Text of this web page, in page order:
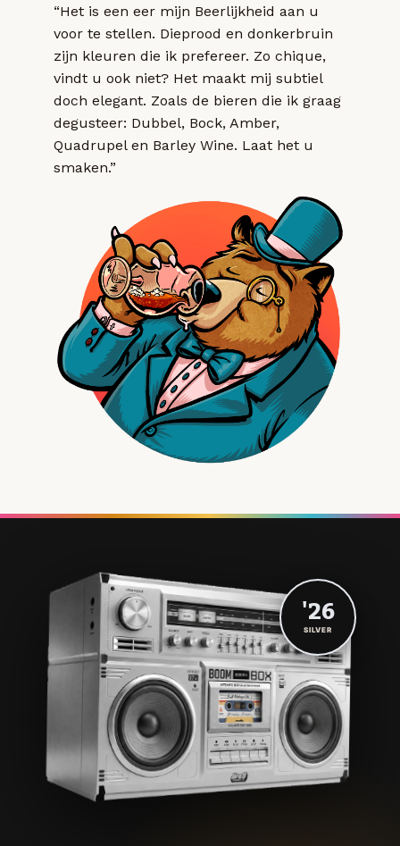
“Het is een eer mijn Beerlijkheid aan u
voor te stellen. Dieprood en donkerbruin
zijn kleuren die ik prefereer. Zo chique,
vindt u ook niet? Het maakt mij subtiel
doch elegant. Zoals de bieren die ik graag
degusteer: Dubbel, Bock, Amber,
Quadrupel en Barley Wine. Laat het u
smaken.”
'26
SILVER